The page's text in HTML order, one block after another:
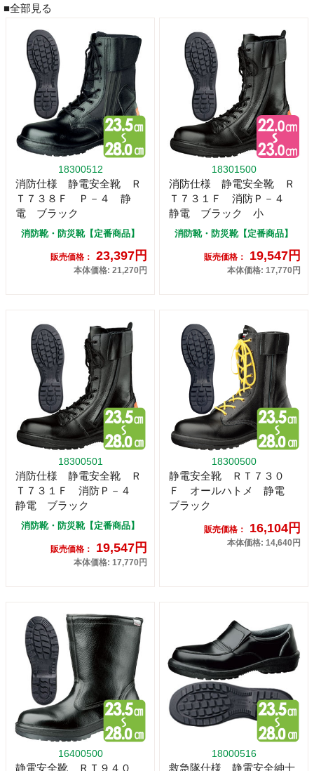
■全部見る
18300512
消防仕様 静電安全靴 Ｒ
Ｔ７３８Ｆ Ｐ－４ 静
電 ブラック
消防靴・防災靴【定番商品】
販売価格： 23,397円
本体価格: 21,270円
18301500
消防仕様 静電安全靴 Ｒ
Ｔ７３１Ｆ 消防Ｐ－４
静電 ブラック 小
消防靴・防災靴【定番商品】
販売価格： 19,547円
本体価格: 17,770円
18300501
消防仕様 静電安全靴 Ｒ
Ｔ７３１Ｆ 消防Ｐ－４
静電 ブラック
消防靴・防災靴【定番商品】
販売価格： 19,547円
本体価格: 17,770円
18300500
静電安全靴 ＲＴ７３０
Ｆ オールハトメ 静電
ブラック
販売価格： 16,104円
本体価格: 14,640円
16400500
静電安全靴 ＲＴ９４０
18000516
救急隊仕様 静電安全紳士